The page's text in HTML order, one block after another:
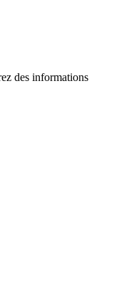
des informations